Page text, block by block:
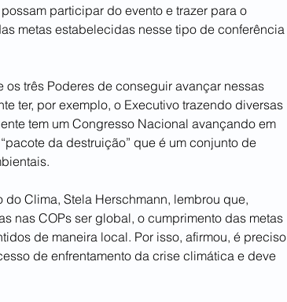
participar do evento e trazer para o
metas estabelecidas nesse tipo de conferência
três Poderes de conseguir avançar nessas
ter, por exemplo, o Executivo trazendo diversas
tem um Congresso Nacional avançando em
da destruição” que é um conjunto de
Clima, Stela Herschmann, lembrou que,
nas COPs ser global, o cumprimento das metas
de maneira local. Por isso, afirmou, é preciso
de enfrentamento da crise climática e deve